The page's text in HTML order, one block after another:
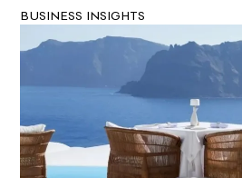
BUSINESS INSIGHTS